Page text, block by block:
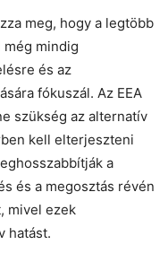
meg, hogy a legtöbb
mindig
és az
fókuszál. Az EEA
szükség az alternatív
kell elterjeszteni
a
és a megosztás révén
mivel ezek
hatást.